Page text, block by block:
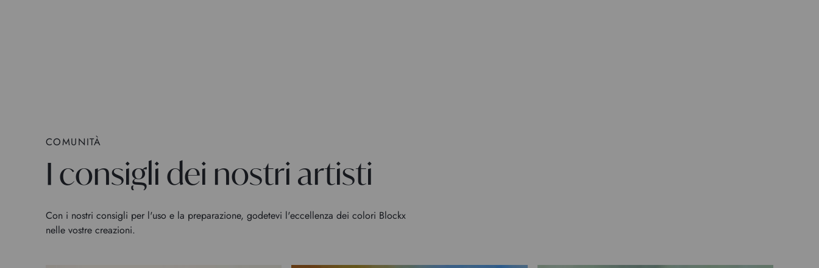
COMUNITÀ
I consigli dei nostri artisti
Con i nostri consigli per l'uso e la preparazione, godetevi l'eccellenza dei colori Blockx
nelle vostre creazioni.